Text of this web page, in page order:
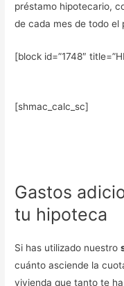
préstamo hipotecario,
de cada mes de todo el
[block id=”1748″
[shmac_calc_sc]
Gastos
tu hipoteca
Si has utilizado nuestro
cuánto asciende la
vivienda que tanto te